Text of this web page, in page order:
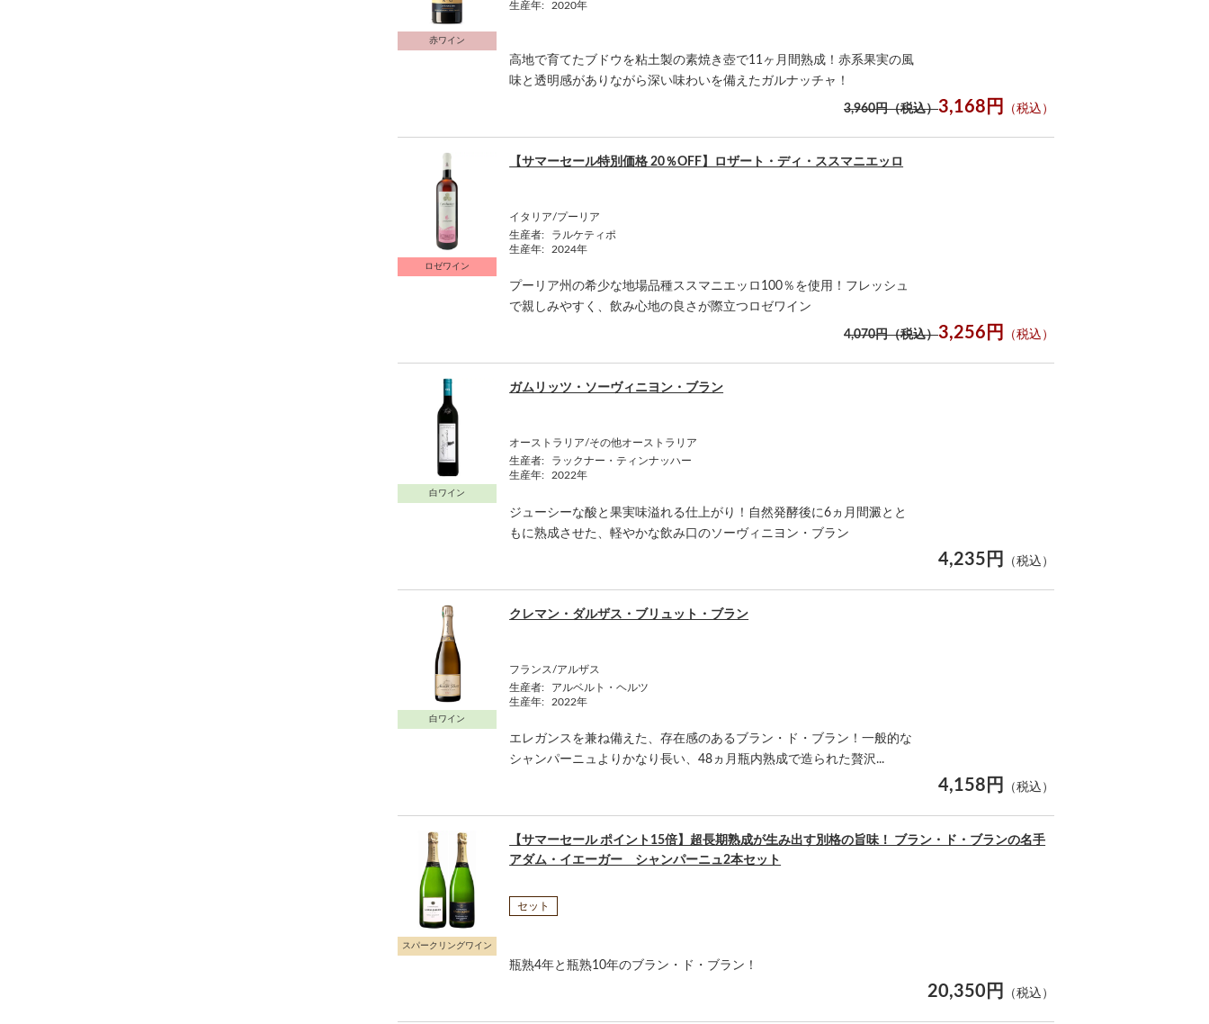
赤ワイン
生産年:
2020年
高地で育てたブドウを粘土製の素焼き壺で11ヶ月間熟成！赤系果実の風
味と透明感がありながら深い味わいを備えたガルナッチャ！
3,960円（税込）3,168円 （税込）
ロゼワイン
イタリア/プーリア
【サマーセール特別価格 20％OFF】ロザート・ディ・ススマニエッロ
生産者:
ラルケティポ
生産年:
2024年
プーリア州の希少な地場品種ススマニエッロ100％を使用！フレッシュ
で親しみやすく、飲み心地の良さが際立つロゼワイン
4,070円（税込）3,256円 （税込）
白ワイン
オーストラリア/その他オーストラリア
ガムリッツ・ソーヴィニヨン・ブラン
生産者:
ラックナー・ティンナッハー
生産年:
2022年
ジューシーな酸と果実味溢れる仕上がり！自然発酵後に6ヵ月間澱とと
もに熟成させた、軽やかな飲み口のソーヴィニヨン・ブラン
4,235円 （税込）
白ワイン
フランス/アルザス
クレマン・ダルザス・ブリュット・ブラン
生産者:
アルベルト・ヘルツ
生産年:
2022年
エレガンスを兼ね備えた、存在感のあるブラン・ド・ブラン！一般的な
シャンパーニュよりかなり長い、48ヵ月瓶内熟成で造られた贅沢...
4,158円 （税込）
スパークリングワイン
セット
【サマーセール ポイント15倍】超長期熟成が生み出す別格の旨味！ ブラン・ド・ブランの名手
アダム・イエーガー シャンパーニュ2本セット
瓶熟4年と瓶熟10年のブラン・ド・ブラン！
20,350円 （税込）